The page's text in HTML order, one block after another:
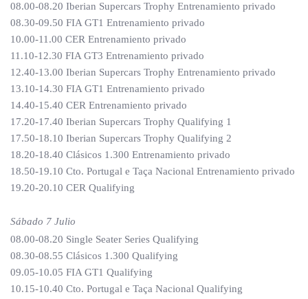
08.00-08.20 Iberian Supercars Trophy Entrenamiento privado
08.30-09.50 FIA GT1 Entrenamiento privado
10.00-11.00 CER Entrenamiento privado
11.10-12.30 FIA GT3 Entrenamiento privado
12.40-13.00 Iberian Supercars Trophy Entrenamiento privado
13.10-14.30 FIA GT1 Entrenamiento privado
14.40-15.40 CER Entrenamiento privado
17.20-17.40 Iberian Supercars Trophy Qualifying 1
17.50-18.10 Iberian Supercars Trophy Qualifying 2
18.20-18.40 Clásicos 1.300 Entrenamiento privado
18.50-19.10 Cto. Portugal e Taça Nacional Entrenamiento privado
19.20-20.10 CER Qualifying
Sábado 7 Julio
08.00-08.20 Single Seater Series Qualifying
08.30-08.55 Clásicos 1.300 Qualifying
09.05-10.05 FIA GT1 Qualifying
10.15-10.40 Cto. Portugal e Taça Nacional Qualifying